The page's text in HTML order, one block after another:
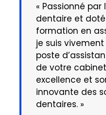
« Passionné
dentaire et doté
formation en
je suis
poste
de votre
excellence et
innovante des
dentaires. »